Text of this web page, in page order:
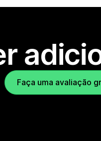
Faça uma avaliação